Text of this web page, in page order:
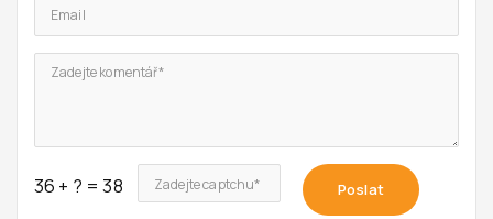
Email
Zadejte komentář*
36 + ? = 38 Zadejte captchu* Poslat